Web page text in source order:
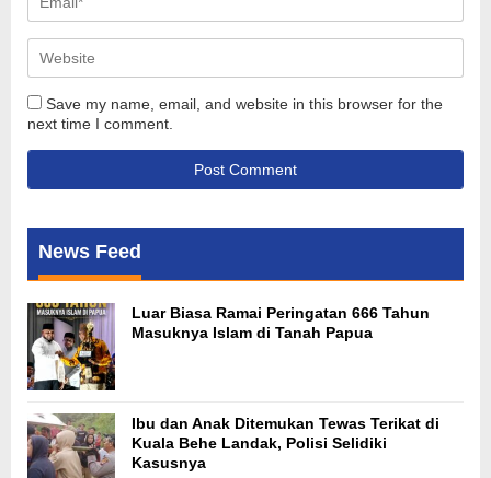
Save my name, email, and website in this browser for the
next time I comment.
News Feed
Luar Biasa Ramai Peringatan 666 Tahun
Masuknya Islam di Tanah Papua
Ibu dan Anak Ditemukan Tewas Terikat di
Kuala Behe Landak, Polisi Selidiki
Kasusnya